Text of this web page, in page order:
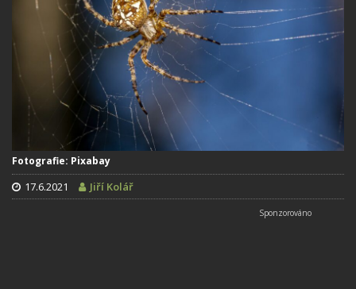
Fotografie: Pixabay
17.6.2021 Jiří Kolář